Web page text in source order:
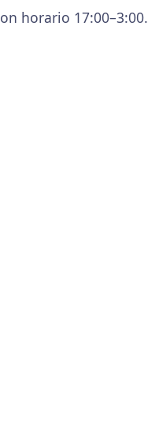
horario 17:00–3:00.